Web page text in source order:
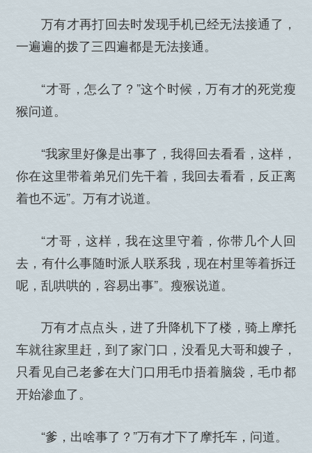
万有才再打回去时发现手机已经无法接通了，
一遍遍的拨了三四遍都是无法接通。
“才哥，怎么了？”这个时候，万有才的死党瘦
猴问道。
“我家里好像是出事了，我得回去看看，这样，
你在这里带着弟兄们先干着，我回去看看，反正离
着也不远”。万有才说道。
“才哥，这样，我在这里守着，你带几个人回
去，有什么事随时派人联系我，现在村里等着拆迁
呢，乱哄哄的，容易出事”。瘦猴说道。
万有才点点头，进了升降机下了楼，骑上摩托
车就往家里赶，到了家门口，没看见大哥和嫂子，
只看见自己老爹在大门口用毛巾捂着脑袋，毛巾都
开始渗血了。
“爹，出啥事了？”万有才下了摩托车，问道。